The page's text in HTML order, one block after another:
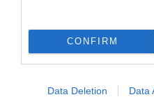
CONFIRM
Data Deletion Data
«Επιχείρηση
Αθήνα:
αντικείμενα από